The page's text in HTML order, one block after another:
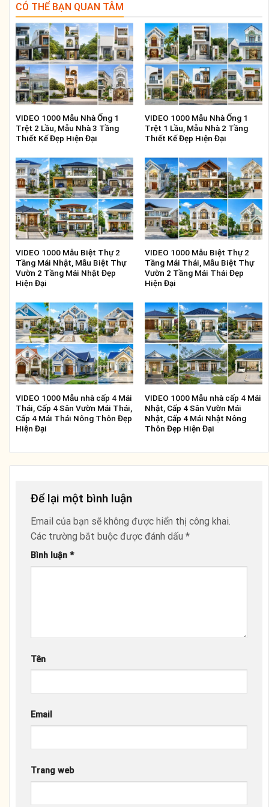
CÓ THỂ BẠN QUAN TÂM
VIDEO 1000 Mẫu Nhà Ống 1
Trệt 2 Lầu, Mẫu Nhà 3 Tầng
Thiết Kế Đẹp Hiện Đại
VIDEO 1000 Mẫu Nhà Ống 1
Trệt 1 Lầu, Mẫu Nhà 2 Tầng
Thiết Kế Đẹp Hiện Đại
VIDEO 1000 Mẫu Biệt Thự 2
Tầng Mái Nhật, Mẫu Biệt Thự
Vườn 2 Tầng Mái Nhật Đẹp
Hiện Đại
VIDEO 1000 Mẫu Biệt Thự 2
Tầng Mái Thái, Mẫu Biệt Thự
Vườn 2 Tầng Mái Thái Đẹp
Hiện Đại
VIDEO 1000 Mẫu nhà cấp 4 Mái
Thái, Cấp 4 Sân Vườn Mái Thái,
Cấp 4 Mái Thái Nông Thôn Đẹp
Hiện Đại
VIDEO 1000 Mẫu nhà cấp 4 Mái
Nhật, Cấp 4 Sân Vườn Mái
Nhật, Cấp 4 Mái Nhật Nông
Thôn Đẹp Hiện Đại
Để lại một bình luận
Email của bạn sẽ không được hiển thị công khai.
Các trường bắt buộc được đánh dấu *
Bình luận *
Tên
Email
Trang web